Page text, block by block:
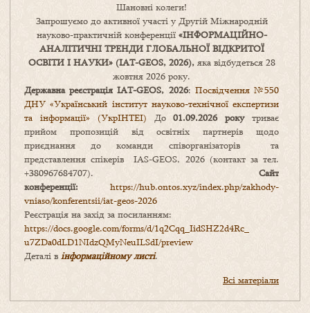
Шановні колеги!
Запрошуємо до активної участі у Другій Міжнародній
науково-практичній конференції «ІНФОРМАЦІЙНО-
АНАЛІТИЧНІ ТРЕНДИ ГЛОБАЛЬНОЇ ВІДКРИТОЇ
ОСВІТИ І НАУКИ» (IAT-GEOS, 2026),яка відбудеться 28
жовтня 2026 року.
Державна реєстрація IAT-GEOS, 2026: Посвідчення №550
ДНУ «Український інститут науково-технічної експертизи
та інформації» (УкрІНТЕІ) До01.09.2026 рокутриває
прийом пропозицій від освітніх партнерів щодо
приєднання до команди співорганізаторів та
представлення спікерів IAS-GEOS, 2026 (контакт за тел.
+380967684707). Сайт
конференції: https://hub.ontos.xyz/index.php/zakhody-
vniaso/konferentsii/iat-geos-2026
Реєстрація на захід за посиланням:
https://docs.google.com/forms/d/1q2Cqq_IidSHZ2d4Rc_
u7ZDa0dLD1NIdzQMyNeuILSdI/preview
Деталі в інформаційному листі.
Всі матеріали